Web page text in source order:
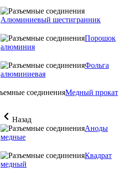
Алюминиевый шестигранник
Порошок
алюминия
Фольга
алюминиевая
Медный прокат
Назад
Аноды
медные
Квадрат
медный